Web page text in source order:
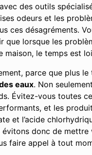
des outils
odeurs et les
ces désagréments.
que lorsque les
le temps est
parce que plus
eaux. Non
Évitez-vous toutes
et les
et l’acide
évitons donc de
faire appel à tout